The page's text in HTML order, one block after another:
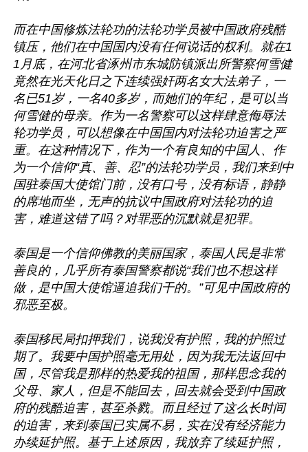
而在中国修炼法轮功的法轮功学员被中国政府残酷
镇压，他们在中国国内没有任何说话的权利。就在1
1月底，在河北省涿州市东城防镇派出所警察何雪健
竟然在光天化日之下连续强奸两名女大法弟子，一
名已51岁，一名40多岁，而她们的年纪，是可以当
何雪健的母亲。作为一名警察可以这样肆意侮辱法
轮功学员，可以想像在中国国内对法轮功迫害之严
重。在这种情况下，作为一个有良知的中国人、作
为一个信仰“真、善、忍”的法轮功学员，我们来到中
国驻泰国大使馆门前，没有口号，没有标语，静静
的席地而坐，无声的抗议中国政府对法轮功的迫
害，难道这错了吗？对罪恶的沉默就是犯罪。
泰国是一个信仰佛教的美丽国家，泰国人民是非常
善良的，几乎所有泰国警察都说“我们也不想这样
做，是中国大使馆逼迫我们干的。”可见中国政府的
邪恶至极。
泰国移民局扣押我们，说我没有护照，我的护照过
期了。我要中国护照毫无用处，因为我无法返回中
国，尽管我是那样的热爱我的祖国，那样思念我的
父母、家人，但是不能回去，回去就会受到中国政
府的残酷迫害，甚至杀戮。而且经过了这么长时间
的迫害，来到泰国已实属不易，实在没有经济能力
办续延护照。基于上述原因，我放弃了续延护照，